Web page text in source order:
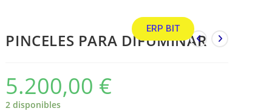
ERP BIT
PINCELES PARA DIFUMINAR
5.200,00 €
2 disponibles